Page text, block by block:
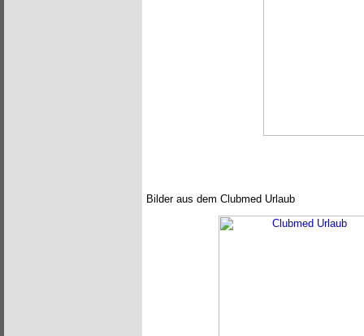
Bilder aus dem Clubmed Urlaub